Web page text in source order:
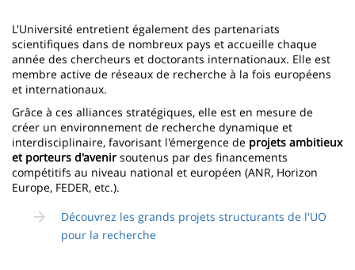
L'Université entretient également des partenariats
scientifiques dans de nombreux pays et accueille chaque
année des chercheurs et doctorants internationaux. Elle est
membre active de réseaux de recherche à la fois européens
et internationaux.
Grâce à ces alliances stratégiques, elle est en mesure de
créer un environnement de recherche dynamique et
interdisciplinaire, favorisant l'émergence de projets ambitieux
et porteurs d'avenir soutenus par des financements
compétitifs au niveau national et européen (ANR, Horizon
Europe, FEDER, etc.).
Découvrez les grands projets structurants de l'UO
pour la recherche